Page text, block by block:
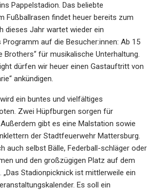
Pappelstadion. Das beliebte
Fußballrasen findet heuer bereits zum
dieses Jahr wartet wieder ein
auf die Besucher:innen: Ab 15
Brothers“ für musikalische Unterhaltung.
dürfen wir heuer einen Gastauftritt von
ankündigen.
ein buntes und vielfältiges
Zwei Hüpfburgen sorgen für
gibt es eine Malstation sowie
der Stadtfeuerwehr Mattersburg.
auch selbst Bälle, Federball-schläger oder
und den großzügigen Platz auf dem
„Das Stadionpicknick ist mittlerweile ein
Es soll ein